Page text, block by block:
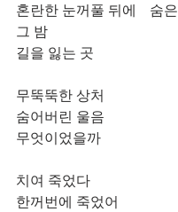
혼란한 눈꺼풀 뒤에ﾠ숨은
그 밤
길을 잃는 곳
무뚝뚝한 상처ﾠ
숨어버린 울음
무엇이었을까
치여 죽었다ﾠ
한꺼번에 죽었어